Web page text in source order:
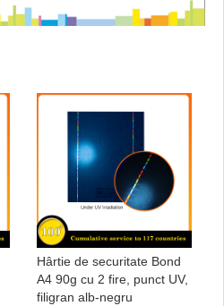
Hârtie de securitate Bond
A4 90g cu 2 fire, punct UV,
filigran alb-negru